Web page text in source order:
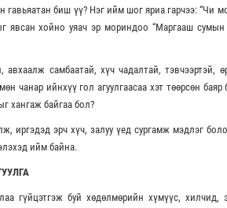
гавьяатан биш үү? Нэг ийм шог яриа гарчээ: “Чи
явсан хойно уяач эр мориндоо “Маргааш сумын
самбаатай, хүч чадалтай, тэвчээртэй,
чанар ийнхүү гол агуулгаасаа хэт төөрсөн баяр
хангаж байгаа бол?
иргэдэд эрч хүч, залуу үед сургамж мэдлэг
ийм байна.
гүйцэтгэж буй хөдөлмөрийн хүмүүс, хилчид,